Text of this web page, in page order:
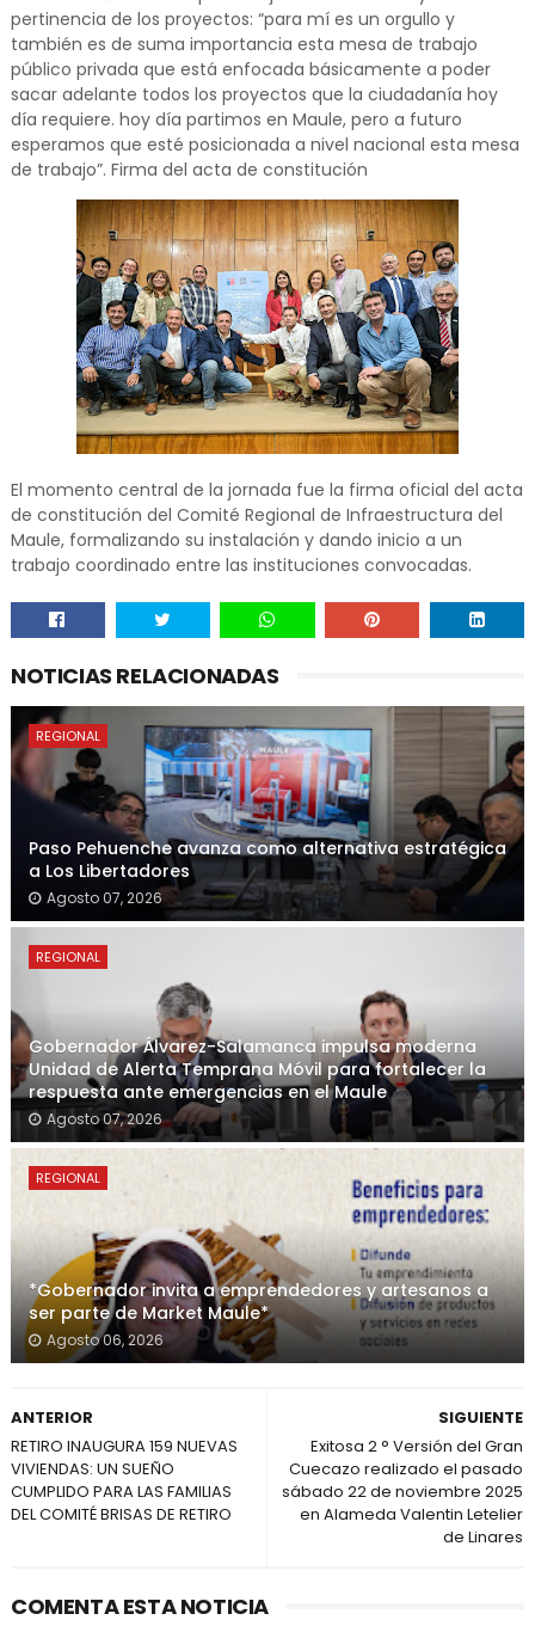
pertinencia de los proyectos: “para mí es un orgullo y
también es de suma importancia esta mesa de trabajo
público privada que está enfocada básicamente a poder
sacar adelante todos los proyectos que la ciudadanía hoy
día requiere. hoy día partimos en Maule, pero a futuro
esperamos que esté posicionada a nivel nacional esta mesa
de trabajo”. Firma del acta de constitución
El momento central de la jornada fue la firma oficial del acta
de constitución del Comité Regional de Infraestructura del
Maule, formalizando su instalación y dando inicio a un
trabajo coordinado entre las instituciones convocadas.
NOTICIAS RELACIONADAS
REGIONAL
Paso Pehuenche avanza como alternativa estratégica
a Los Libertadores
Agosto 07, 2026
REGIONAL
Gobernador Álvarez-Salamanca impulsa moderna
Unidad de Alerta Temprana Móvil para fortalecer la
respuesta ante emergencias en el Maule
Agosto 07, 2026
REGIONAL
*Gobernador invita a emprendedores y artesanos a
ser parte de Market Maule*
Agosto 06, 2026
SIGUIENTE
Exitosa 2 ° Versión del Gran
Cuecazo realizado el pasado
sábado 22 de noviembre 2025
en Alameda Valentin Letelier
de Linares
ANTERIOR
RETIRO INAUGURA 159 NUEVAS
VIVIENDAS: UN SUEÑO
CUMPLIDO PARA LAS FAMILIAS
DEL COMITÉ BRISAS DE RETIRO
COMENTA ESTA NOTICIA